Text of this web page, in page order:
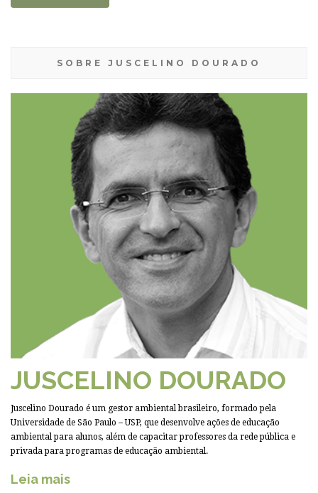
SOBRE JUSCELINO DOURADO
JUSCELINO DOURADO
Juscelino Dourado é um gestor ambiental brasileiro, formado pela
Universidade de São Paulo – USP, que desenvolve ações de educação
ambiental para alunos, além de capacitar professores da rede pública e
privada para programas de educação ambiental.
Leia mais